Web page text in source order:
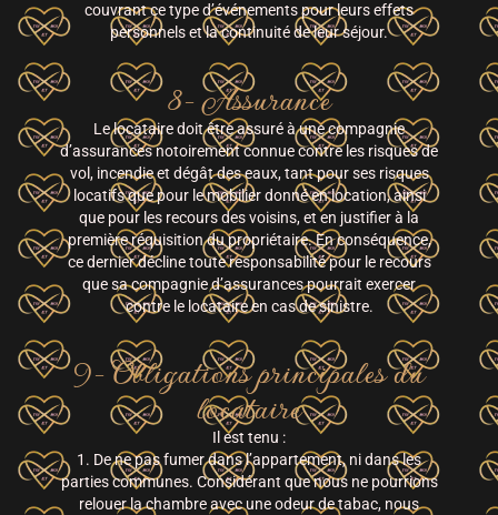
couvrant ce type d’événements pour leurs effets
personnels et la continuité de leur séjour.
8- Assurance
Le locataire doit être assuré à une compagnie
d’assurances notoirement connue contre les risques de
vol, incendie et dégât des eaux, tant pour ses risques
locatifs que pour le mobilier donné en location, ainsi
que pour les recours des voisins, et en justifier à la
première réquisition du propriétaire. En conséquence,
ce dernier décline toute responsabilité pour le recours
que sa compagnie d’assurances pourrait exercer
contre le locataire en cas de sinistre.
9- Obligations principales du
locataire
Il est tenu :
1. De ne pas fumer dans l’appartement, ni dans les
parties communes. Considérant que nous ne pourrions
relouer la chambre avec une odeur de tabac, nous